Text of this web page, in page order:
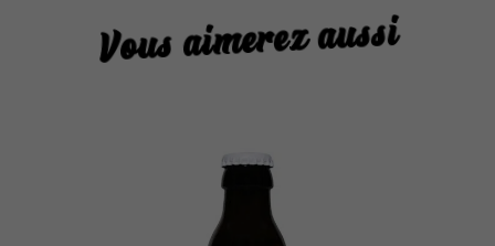
Vous aimerez aussi